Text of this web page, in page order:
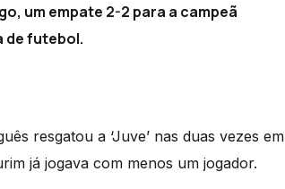
um empate 2-2 para a campeã
de futebol.
resgatou a ‘Juve’ nas duas vezes em
já jogava com menos um jogador.